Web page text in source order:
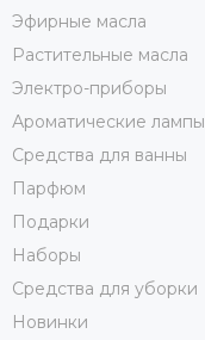
Эфирные масла
Растительные масла
Электро-приборы
Ароматические лампы
Средства для ванны
Парфюм
Подарки
Наборы
Средства для уборки
Новинки